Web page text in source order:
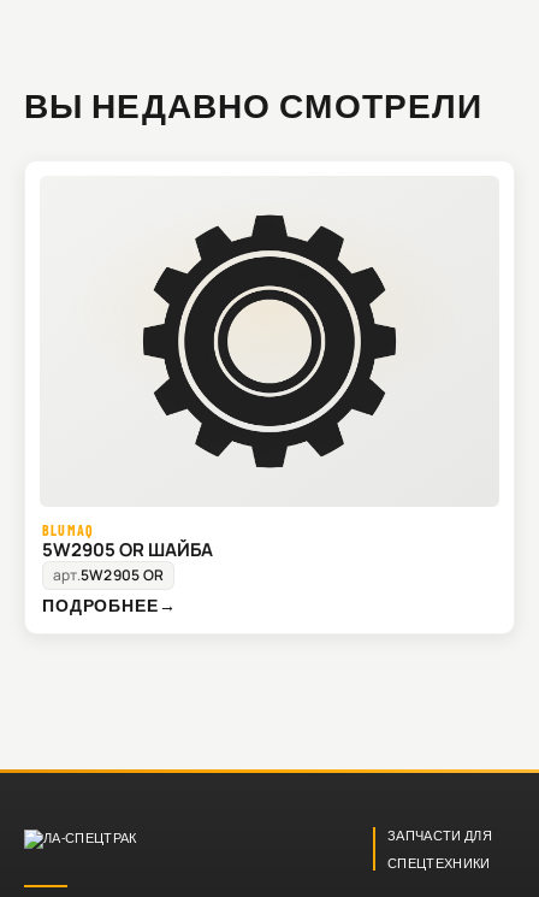
ВЫ НЕДАВНО СМОТРЕЛИ
BLUMAQ
5W2905 OR ШАЙБА
арт.5W2905 OR
ПОДРОБНЕЕ→
ЗАПЧАСТИ ДЛЯ
СПЕЦТЕХНИКИ